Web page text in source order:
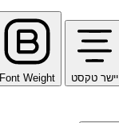
יישר טקסט Font Weight